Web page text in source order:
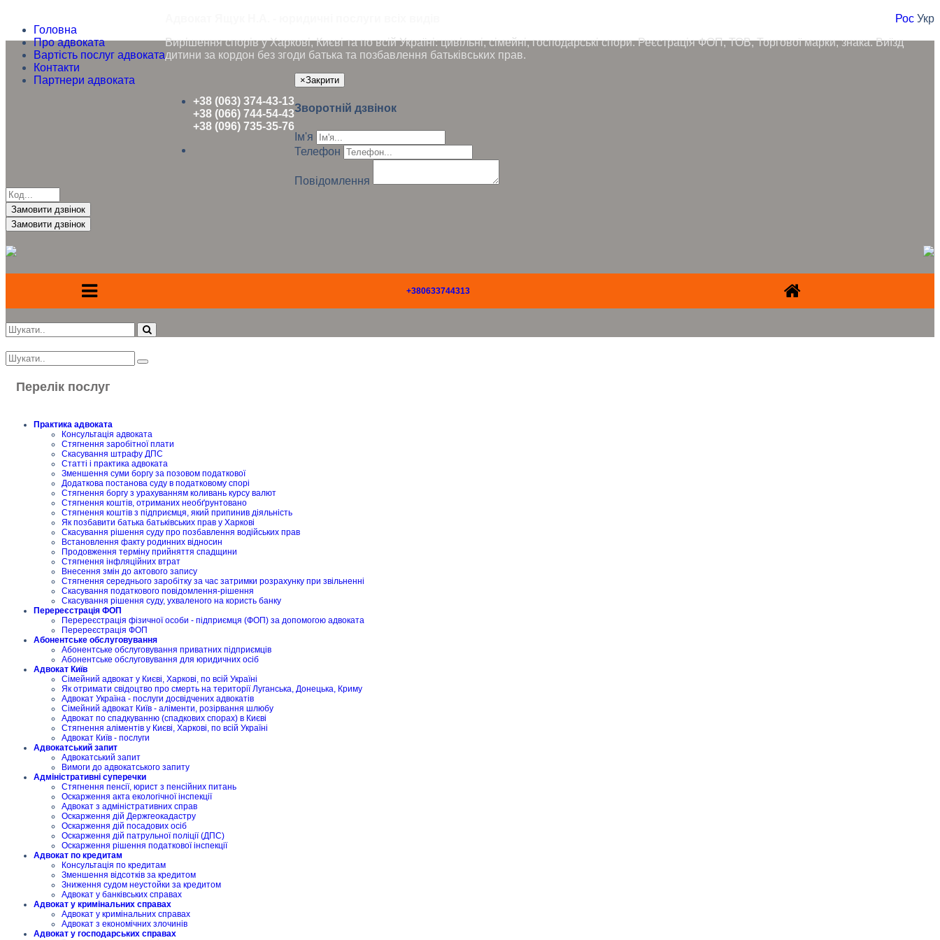
Головна
Про адвоката
Вартість послуг адвоката
Контакти
Партнери адвоката
Рос Укр
Вирішення спорів у Харкові, Києві та по всій Україні: цивільні, сімейні, господарські спори. Реєстрація ФОП, ТОВ, Торгової марки, знака. Виїзд
дитини за кордон без згоди батька та позбавлення батьківських прав.
+38 (063) 374-43-13
+38 (066) 744-54-43
+38 (096) 735-35-76
×Закрити
Зворотній дзвінок
Ім'я
Телефон
Повідомлення
Замовити дзвінок
+380633744313
Перелік послуг
Практика адвоката
Консультація адвоката
Стягнення заробітної плати
Скасування штрафу ДПС
Статті і практика адвоката
Зменшення суми боргу за позовом податкової
Додаткова постанова суду в податковому спорі
Стягнення боргу з урахуванням коливань курсу валют
Стягнення коштів, отриманих необґрунтовано
Стягнення коштів з підприємця, який припинив діяльність
Як позбавити батька батьківських прав у Харкові
Скасування рішення суду про позбавлення водійських прав
Встановлення факту родинних відносин
Продовження терміну прийняття спадщини
Стягнення інфляційних втрат
Внесення змін до актового запису
Стягнення середнього заробітку за час затримки розрахунку при звільненні
Скасування податкового повідомлення-рішення
Скасування рішення суду, ухваленого на користь банку
Перереєстрація ФОП
Перереєстрація фізичної особи - підприємця (ФОП) за допомогою адвоката
Перереєстрація ФОП
Абонентське обслуговування
Абонентське обслуговування приватних підприємців
Абонентське обслуговування для юридичних осіб
Адвокат Київ
Сімейний адвокат у Києві, Харкові, по всій Україні
Як отримати свідоцтво про смерть на території Луганська, Донецька, Криму
Адвокат Україна - послуги досвідчених адвокатів
Сімейний адвокат Київ - аліменти, розірвання шлюбу
Адвокат по спадкуванню (спадкових спорах) в Києві
Стягнення аліментів у Києві, Харкові, по всій Україні
Адвокат Київ - послуги
Адвокатський запит
Адвокатський запит
Вимоги до адвокатського запиту
Адміністративні суперечки
Стягнення пенсії, юрист з пенсійних питань
Оскарження акта екологічної інспекції
Адвокат з адміністративних справ
Оскарження дій Держгеокадастру
Оскарження дій посадових осіб
Оскарження дій патрульної поліції (ДПС)
Оскарження рішення податкової інспекції
Адвокат по кредитам
Консультація по кредитам
Зменшення відсотків за кредитом
Зниження судом неустойки за кредитом
Адвокат у банківських справах
Адвокат у кримінальних справах
Адвокат у кримінальних справах
Адвокат з економічних злочинів
Адвокат у господарських справах